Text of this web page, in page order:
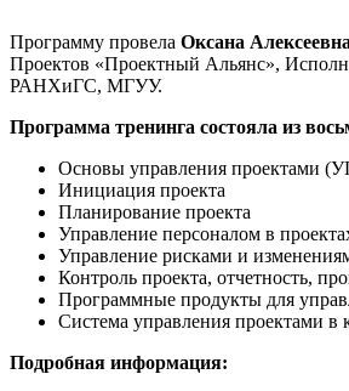
Программу провела Оксана
Проектов «Проектный Альянс»,
РАНХиГС, МГУУ.
Программа тренинга состояла из
Основы управления проектами
Инициация проекта
Планирование проекта
Управление персоналом в
Управление рисками и
Контроль проекта, отчетность,
Программные продукты для
Система управления проектами в
Подробная информация: